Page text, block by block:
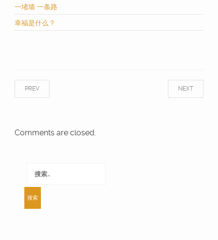
一堵墙 一条路
幸福是什么？
NEXT
PREV
Comments are closed.
索：